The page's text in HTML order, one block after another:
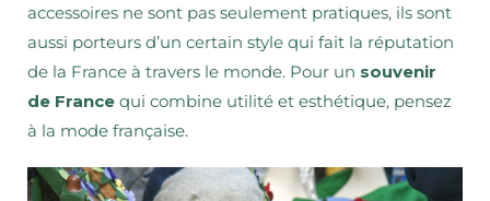
accessoires ne sont pas seulement pratiques, ils sont
aussi porteurs d’un certain style qui fait la réputation
de la France à travers le monde. Pour un souvenir
de France qui combine utilité et esthétique, pensez
à la mode française.